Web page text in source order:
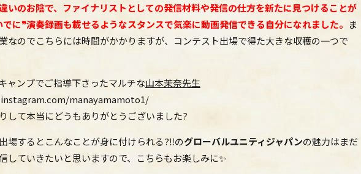
いのお陰で、ファイナリストとしての発信材料や発信の仕方を新たに見つけることが
に❞演奏録画も載せるようなスタンスで気楽に動画発信できる自分になれました。 ま
なのでこちらには時間がかかりますが、コンテスト出場で得た大きな収穫の一つで
ャンプでご指導下さったマルチな山本茉奈先生
manayamamoto1/
して本当にどうもありがとうございました?
場するとこんなことが身に付けられる?‼のグローバルユニティジャパンの魅力はまだ
していきたいと思いますので、こちらもお楽しみに✨